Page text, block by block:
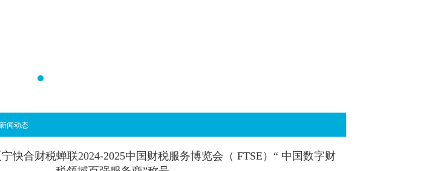
新闻动态
快合财税蝉联2024-2025中国财税服务博览会（ FTSE）“ 中国数字财